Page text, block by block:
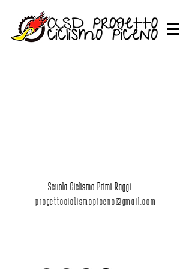
Scuola Ciclismo Primi Raggi
progettociclismopiceno@gmail.com